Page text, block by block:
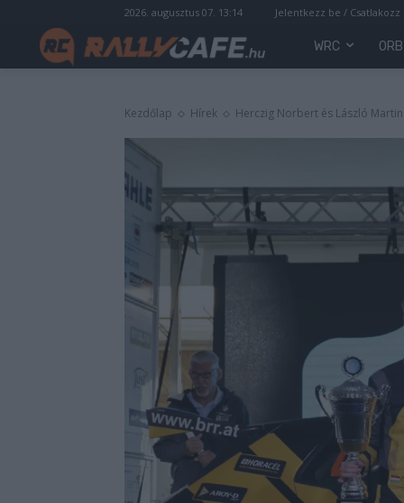
2026. augusztus 07. 13:14 Jelentkezz be / Csatlakozz
WRC ORB
Kezdőlap Hírek Herczig Norbert és László